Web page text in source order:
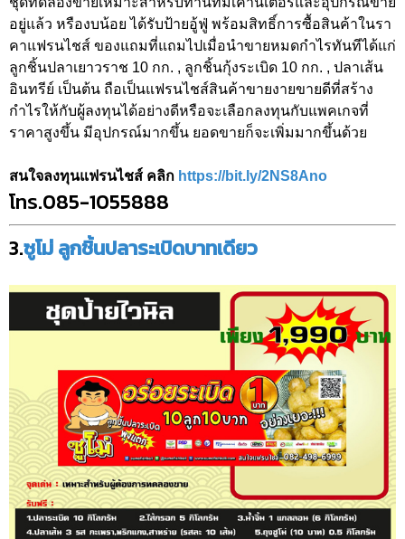
อยู่แล้ว หรืองบน้อย ได้รับป้ายอู้ฟู่ พร้อมสิทธิ์การซื้อสินค้าในรา
คาแฟรนไชส์ ของแถมที่แถมไปเมื่อนำขายหมดกำไรทันทีได้แก่
ลูกชิ้นปลาเยาวราช 10 กก. , ลูกชิ้นกุ้งระเบิด 10 กก. , ปลาเส้น
อินทรีย์ เป็นต้น ถือเป็นแฟรนไชส์สินค้าขายงายขายดีที่สร้าง
กำไรให้กับผู้ลงทุนได้อย่างดีหรือจะเลือกลงทุนกับแพคเกจที่
ราคาสูงขึ้น มีอุปกรณ์มากขึ้น ยอดขายก็จะเพิ่มมากขึ้นด้วย
สนใจลงทุนแฟรนไชส์ คลิก https://bit.ly/2NS8Ano
โทร.085-1055888
3.ซูโม่ ลูกชิ้นปลาระเบิดบาทเดียว